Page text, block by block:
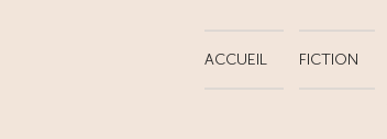
ACCUEIL FICTION